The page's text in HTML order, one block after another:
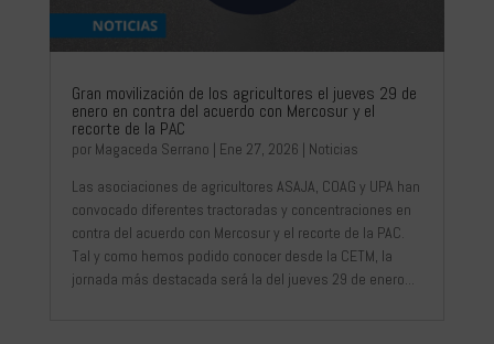
Gran movilización de los agricultores el jueves 29 de
enero en contra del acuerdo con Mercosur y el
recorte de la PAC
por Magaceda Serrano | Ene 27, 2026 | Noticias
Las asociaciones de agricultores ASAJA, COAG y UPA han
convocado diferentes tractoradas y concentraciones en
contra del acuerdo con Mercosur y el recorte de la PAC.
Tal y como hemos podido conocer desde la CETM, la
jornada más destacada será la del jueves 29 de enero...